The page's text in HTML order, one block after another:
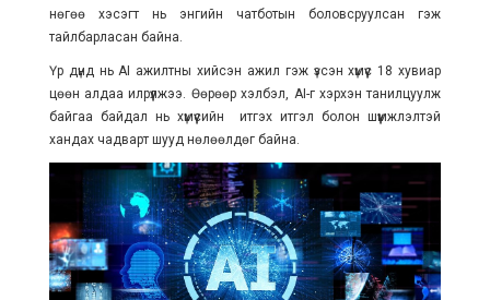
нөгөө хэсэгт нь энгийн чатботын боловсруулсан гэж
тайлбарласан байна.
Үр дүнд нь AI ажилтны хийсэн ажил гэж үзсэн хүмүүс 18 хувиар
цөөн алдаа илрүүлжээ. Өөрөөр хэлбэл, AI-г хэрхэн танилцуулж
байгаа байдал нь хүмүүсийн итгэх итгэл болон шүүмжлэлтэй
хандах чадварт шууд нөлөөлдөг байна.